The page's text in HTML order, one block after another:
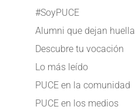
#SoyPUCE
Alumni que dejan huella
Descubre tu vocación
Lo más leído
PUCE en la comunidad
PUCE en los medios